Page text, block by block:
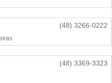
(48) 3266-0222
(48) 3369-3323